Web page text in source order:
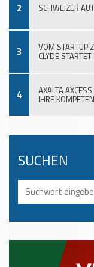
2 SCHWEIZER
3 VOM STARTUP
CLYDE
4 AXALTA
IHRE
SUCHEN